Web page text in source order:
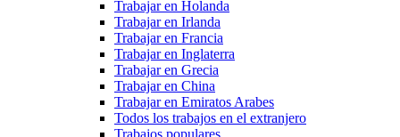
Trabajar en Holanda
Trabajar en Irlanda
Trabajar en Francia
Trabajar en Inglaterra
Trabajar en Grecia
Trabajar en China
Trabajar en Emiratos Arabes
Todos los trabajos en el extranjero
Trabajos populares